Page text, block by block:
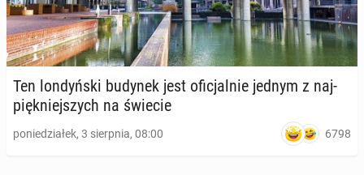
Ten lon­dyń­ski budynek jest ofi­cjal­nie jednym z naj­
pięk­niej­szych na świecie
poniedziałek, 3 sierpnia, 08:00 6798